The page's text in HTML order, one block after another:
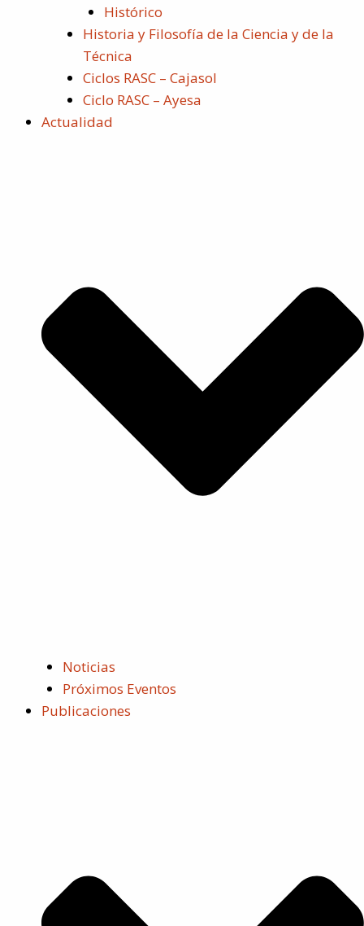
Histórico
Historia y Filosofía de la Ciencia y de la
Técnica
Ciclos RASC – Cajasol
Ciclo RASC – Ayesa
Actualidad
Noticias
Próximos Eventos
Publicaciones